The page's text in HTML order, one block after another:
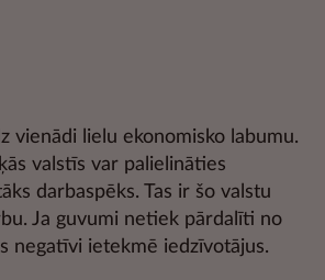
vienādi lielu ekonomisko labumu.
valstīs var palielināties
darbaspēks. Tas ir šo valstu
Ja guvumi netiek pārdalīti no
negatīvi ietekmē iedzīvotājus.